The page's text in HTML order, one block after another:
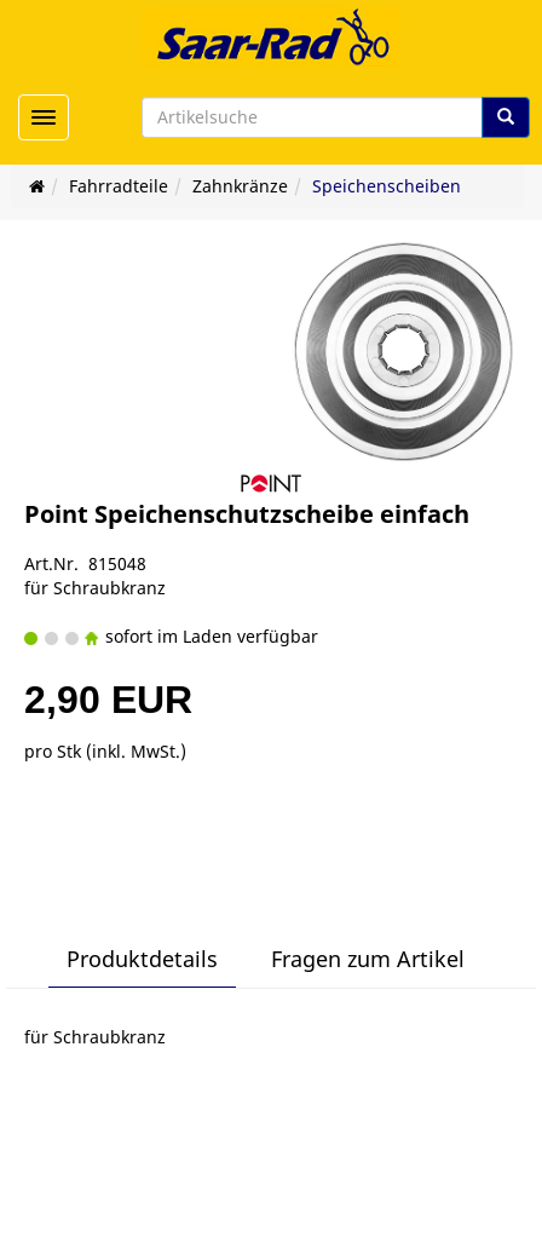
Toggle navigation
Fahrradteile Zahnkränze Speichenscheiben
Point Speichenschutzscheibe einfach
Art.Nr. 815048
für Schraubkranz
sofort im Laden verfügbar
2,90 EUR
pro Stk (inkl. MwSt.)
Produktdetails Fragen zum Artikel
für Schraubkranz